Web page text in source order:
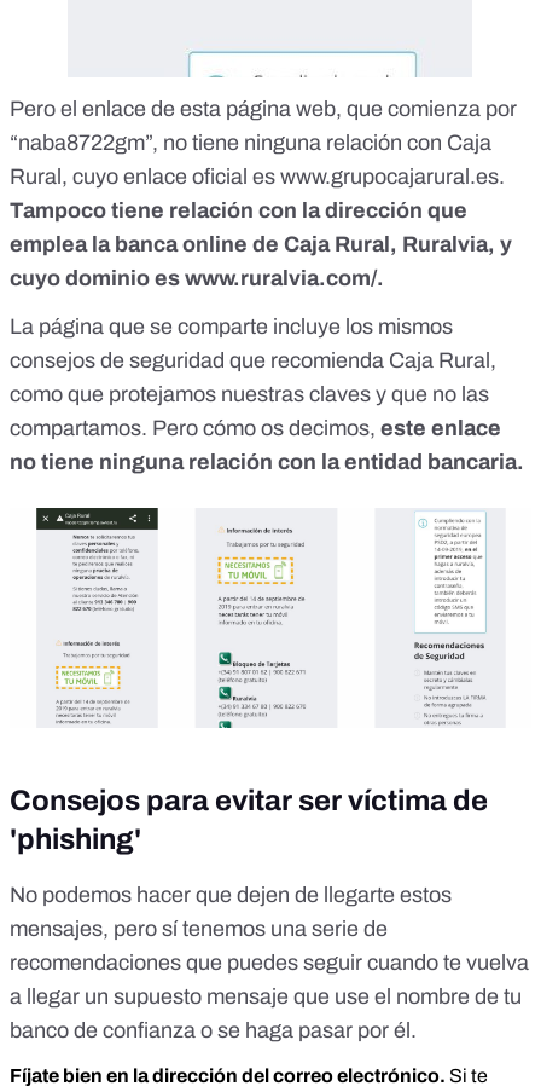
Pero el enlace de esta página web, que comienza por
“naba8722gm”, no tiene ninguna relación con Caja
Rural, cuyo enlace oficial es www.grupocajarural.es.
Tampoco tiene relación con la dirección que
emplea la banca online de Caja Rural, Ruralvia, y
cuyo dominio es www.ruralvia.com/.
La página que se comparte incluye los mismos
consejos de seguridad que recomienda Caja Rural,
como que protejamos nuestras claves y que no las
compartamos. Pero cómo os decimos, este enlace
no tiene ninguna relación con la entidad bancaria.
Consejos para evitar ser víctima de
'phishing'
No podemos hacer que dejen de llegarte estos
mensajes, pero sí tenemos una serie de
recomendaciones que puedes seguir cuando te vuelva
a llegar un supuesto mensaje que use el nombre de tu
banco de confianza o se haga pasar por él.
Fíjate bien en la dirección del correo electrónico. Si te